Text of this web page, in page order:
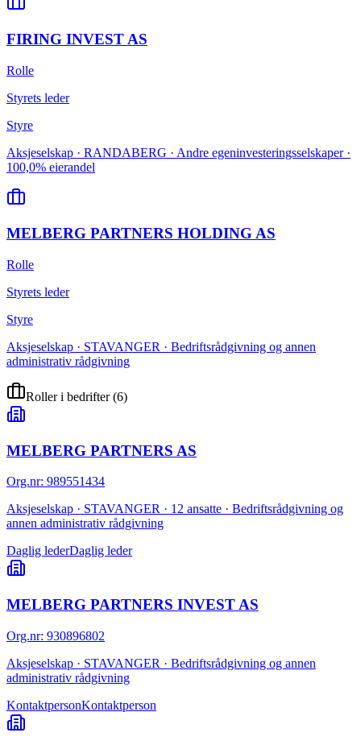
FIRING INVEST AS
Rolle
Styrets leder
Styre
Aksjeselskap · RANDABERG · Andre egeninvesteringsselskaper ·
100,0% eierandel
MELBERG PARTNERS HOLDING AS
Rolle
Styrets leder
Styre
Aksjeselskap · STAVANGER · Bedriftsrådgivning og annen
administrativ rådgivning
Roller i bedrifter(6)
MELBERG PARTNERS AS
Org.nr: 989551434
Aksjeselskap · STAVANGER · 12 ansatte · Bedriftsrådgivning og
annen administrativ rådgivning
Daglig lederDaglig leder
MELBERG PARTNERS INVEST AS
Org.nr: 930896802
Aksjeselskap · STAVANGER · Bedriftsrådgivning og annen
administrativ rådgivning
KontaktpersonKontaktperson